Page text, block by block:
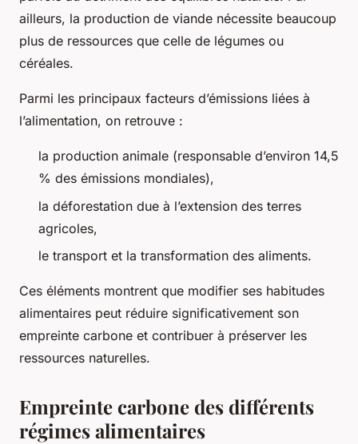
ailleurs, la production de viande nécessite beaucoup
plus de ressources que celle de légumes ou
céréales.
Parmi les principaux facteurs d’émissions liées à
l’alimentation, on retrouve :
la production animale (responsable d’environ 14,5
% des émissions mondiales),
la déforestation due à l’extension des terres
agricoles,
le transport et la transformation des aliments.
Ces éléments montrent que modifier ses habitudes
alimentaires peut réduire significativement son
empreinte carbone et contribuer à préserver les
ressources naturelles.
Empreinte carbone des différents
régimes alimentaires